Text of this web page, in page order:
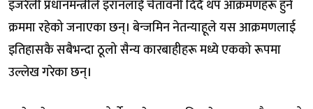
इजरेली प्रधानमन्त्रीले इरानलाई चेतावनी दिँदै थप आक्रमणहरू हुने
क्रममा रहेको जनाएका छन्। बेन्जमिन नेतन्याहूले यस आक्रमणलाई
इतिहासकै सबैभन्दा ठूलो सैन्य कारबाहीहरू मध्ये एकको रूपमा
उल्लेख गरेका छन्।